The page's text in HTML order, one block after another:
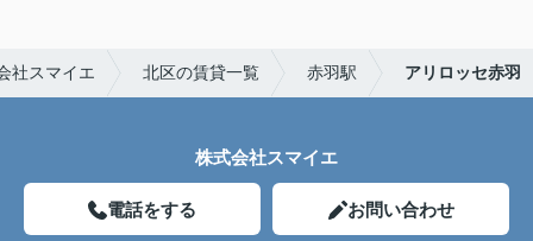
社スマイエ 北区の賃貸一覧 赤羽駅 アリロッセ赤羽
株式会社スマイエ
電話をする お問い合わせ